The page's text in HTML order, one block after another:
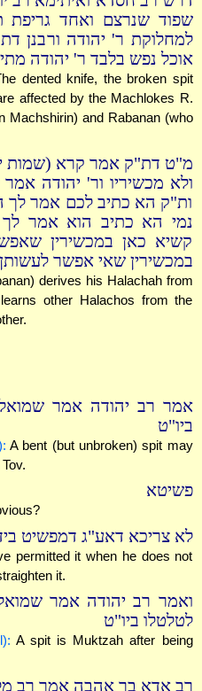
שפוד שנרצם ואחד גריפת
למחלוקת ר' יהודה ורבנן
אוכל נפש בלבד ר' יהודה
dented knife, the broken spit
affected by the Machlokes R.
Machshirin) and Rabanan (who
מ"ט דת"ק אמר קרא (שמות
ולא מכשיריו ור' יהודה
ות"ק הא כתיב לכם אמר לך
נמי הא כתיב הוא אמר לך
קשיא כאן במכשירין
במכשירין שאי אפשר
derives his Halachah from
other Halachos from the
אמר רב יהודה אמר
ביו"ט
A bent (but unbroken) spit may
פשיטא
לא צריכא דאע"ג דמפשיט
permitted it when he does not
it.
ואמר רב יהודה אמר
לטלטלו ביו"ט
A spit is Muktzah after being
רב אדא בר אהבה אמר רב